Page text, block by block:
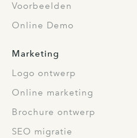
Voorbeelden
Online Demo
Marketing
Logo ontwerp
Online marketing
Brochure ontwerp
SEO migratie